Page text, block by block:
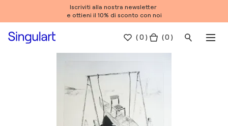
Iscriviti alla nostra newsletter
e ottieni il 10% di sconto con noi
(0 ) ( 0 )